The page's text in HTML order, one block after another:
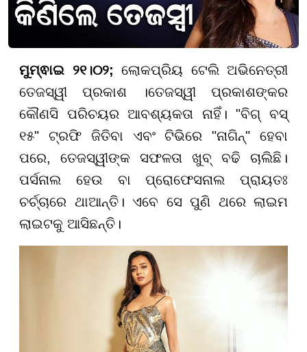
ମୁମ୍ଵାଇ ୨୧।୦୨; ଲୋକପ୍ରିୟ ଟେଲି ଅଭିନେତ୍ରୀ
ତେଜସ୍ୱୀ ପ୍ରକାଶ ।ତେଜସ୍ୱୀ ପ୍ରକାଶଙ୍କର
କୌଣସି ପରିଚୟର ଆବଶ୍ୟକତା ନାହିଁ। "ବିଗ୍ ବସ୍
୧୫" ଟ୍ରଫି ଜିତିବା ଏବଂ ଟିଭିରେ "ନାଗିନ୍" ହେବା
ପରେ, ତେଜସ୍ୱୀଙ୍କ ସଫଳତା ଖୁବ୍ ବଢି ଚାଲିଛି।
ପର୍ସନାଲ ହେଉ ବା ପ୍ରୋଫେସନାଲ ପ୍ରାୟତଃ
ଚର୍ଚ୍ଚାରେ ଥାଆନ୍ତି। ଏବେ ସେ ପୁଣି ଥରେ ଲାଇମ
ଲାଇଟକୁ ଆସିଛନ୍ତି।